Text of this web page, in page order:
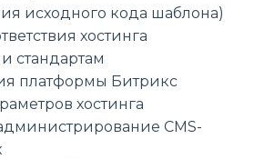
исходного кода шаблона)
хостинга
стандартам
платформы Битрикс
хостинга
CMS-